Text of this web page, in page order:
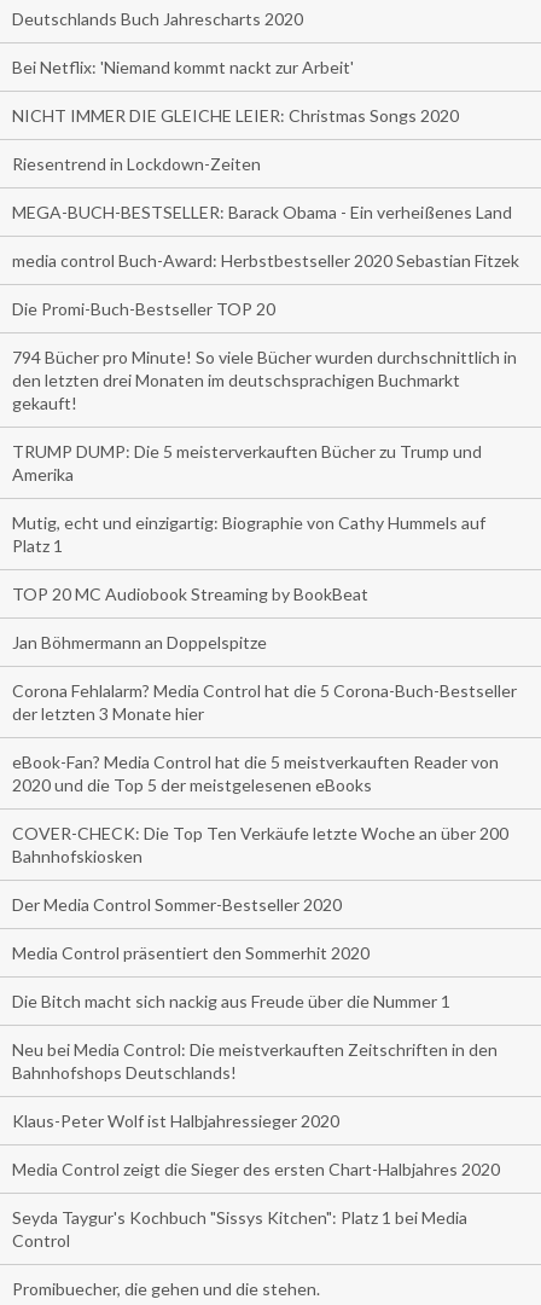
Deutschlands Buch Jahrescharts 2020
Bei Netflix: 'Niemand kommt nackt zur Arbeit'
NICHT IMMER DIE GLEICHE LEIER: Christmas Songs 2020
Riesentrend in Lockdown-Zeiten
MEGA-BUCH-BESTSELLER: Barack Obama - Ein verheißenes Land
media control Buch-Award: Herbstbestseller 2020 Sebastian Fitzek
Die Promi-Buch-Bestseller TOP 20
794 Bücher pro Minute! So viele Bücher wurden durchschnittlich in
den letzten drei Monaten im deutschsprachigen Buchmarkt
gekauft!
TRUMP DUMP: Die 5 meisterverkauften Bücher zu Trump und
Amerika
Mutig, echt und einzigartig: Biographie von Cathy Hummels auf
Platz 1
TOP 20 MC Audiobook Streaming by BookBeat
Jan Böhmermann an Doppelspitze
Corona Fehlalarm? Media Control hat die 5 Corona-Buch-Bestseller
der letzten 3 Monate hier
eBook-Fan? Media Control hat die 5 meistverkauften Reader von
2020 und die Top 5 der meistgelesenen eBooks
COVER-CHECK: Die Top Ten Verkäufe letzte Woche an über 200
Bahnhofskiosken
Der Media Control Sommer-Bestseller 2020
Media Control präsentiert den Sommerhit 2020
Die Bitch macht sich nackig aus Freude über die Nummer 1
Neu bei Media Control: Die meistverkauften Zeitschriften in den
Bahnhofshops Deutschlands!
Klaus-Peter Wolf ist Halbjahressieger 2020
Media Control zeigt die Sieger des ersten Chart-Halbjahres 2020
Seyda Taygur's Kochbuch "Sissys Kitchen": Platz 1 bei Media
Control
Promibuecher, die gehen und die stehen.